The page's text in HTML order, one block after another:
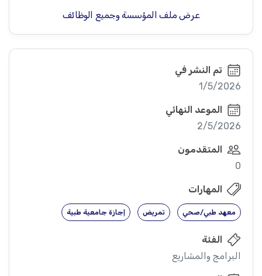
عرض ملف المؤسسة وجميع الوظائف
تم النشر في
1/5/2026
الموعد النهائي
2/5/2026
المتقدمون
0
المهارات
معهد طبي/صحي تمريض إجازة جامعية طبية
الفئة
البرامج والمشاريع